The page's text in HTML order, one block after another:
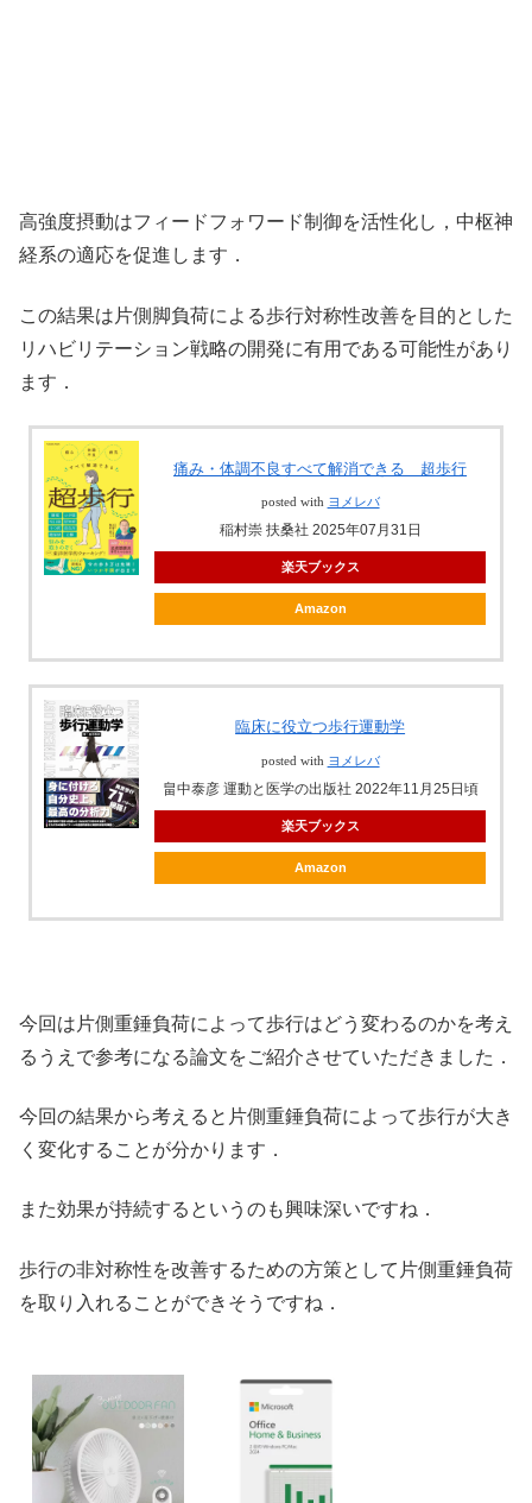
高強度摂動はフィードフォワード制御を活性化し，中枢神
経系の適応を促進します．
この結果は片側脚負荷による歩行対称性改善を目的とした
リハビリテーション戦略の開発に有用である可能性があり
ます．
痛み・体調不良すべて解消できる 超歩行
posted with ヨメレバ
稲村崇 扶桑社 2025年07月31日
楽天ブックス
Amazon
臨床に役立つ歩行運動学
posted with ヨメレバ
畠中泰彦 運動と医学の出版社 2022年11月25日頃
楽天ブックス
Amazon
今回は片側重錘負荷によって歩行はどう変わるのかを考え
るうえで参考になる論文をご紹介させていただきました．
今回の結果から考えると片側重錘負荷によって歩行が大き
く変化することが分かります．
また効果が持続するというのも興味深いですね．
歩行の非対称性を改善するための方策として片側重錘負荷
を取り入れることができそうですね．